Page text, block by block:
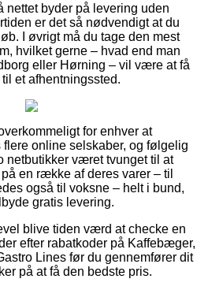
nettet byder på levering uden
er det så nødvendigt at du
I øvrigt må du tage den mest
hvilket gerne – hvad end man
eller Hørning – vil være at få
et afhentningssted.
for enhver at
online selskaber, og følgelig
netbutikker været tvunget til at
en række af deres varer – til
også til voksne – helt i bund,
gratis levering.
blive tiden værd at checke en
efter rabatkoder på Kaffebæger,
Lines før du gennemfører dit
på at få den bedste pris.